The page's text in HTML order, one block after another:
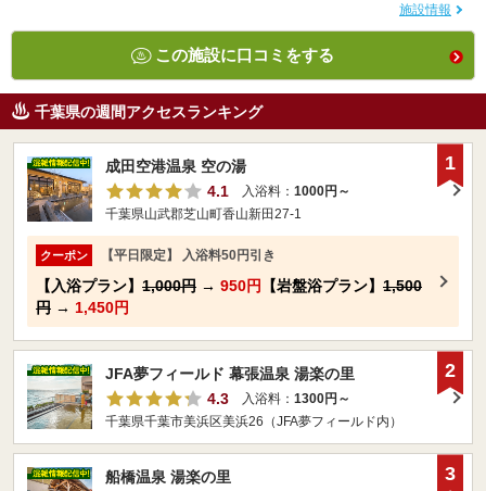
施設情報
この施設に口コミをする
千葉県の週間アクセスランキング
成田空港温泉 空の湯
4.1
入浴料： 1000円～
千葉県山武郡芝山町香山新田27-1
クーポン 【平日限定】 入浴料50円引き
【入浴プラン】 1,000円 → 950円 【岩盤浴プラン】 1,500
円 → 1,450円
1
JFA夢フィールド 幕張温泉 湯楽の里
4.3
入浴料： 1300円～
千葉県千葉市美浜区美浜26（JFA夢フィールド内）
2
船橋温泉 湯楽の里
3